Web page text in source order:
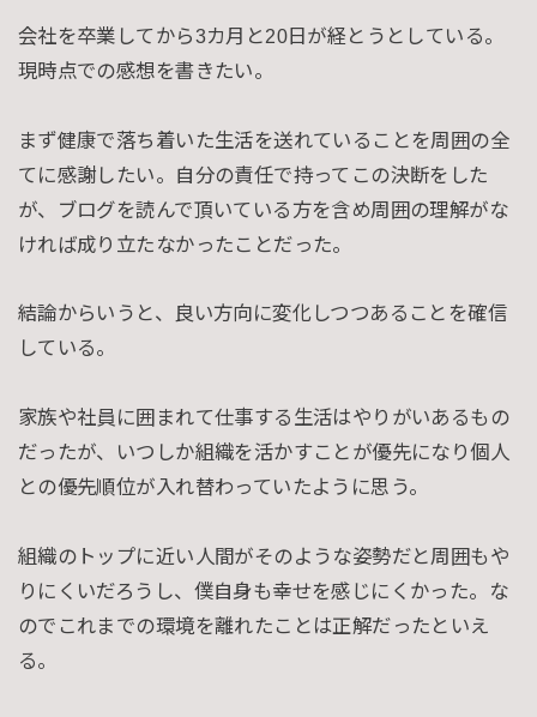
会社を卒業してから3カ月と20日が経とうとしている。
現時点での感想を書きたい。
まず健康で落ち着いた生活を送れていることを周囲の全
てに感謝したい。自分の責任で持ってこの決断をした
が、ブログを読んで頂いている方を含め周囲の理解がな
ければ成り立たなかったことだった。
結論からいうと、良い方向に変化しつつあることを確信
している。
家族や社員に囲まれて仕事する生活はやりがいあるもの
だったが、いつしか組織を活かすことが優先になり個人
との優先順位が入れ替わっていたように思う。
組織のトップに近い人間がそのような姿勢だと周囲もや
りにくいだろうし、僕自身も幸せを感じにくかった。な
のでこれまでの環境を離れたことは正解だったといえ
る。